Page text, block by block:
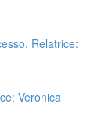
Relatrice:
Veronica